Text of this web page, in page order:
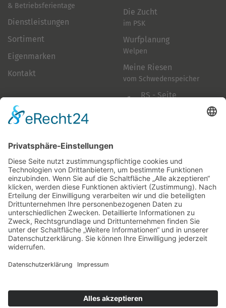
& Betriebsferientage
Dienstleistungen
Sortiment
Eigenmarken
Kontakt
Die Zucht
im PSK
Wurfplanung
Welpen
Meine Riesen
vom Schwedenspeicher
RS - Seite
Folge mir
Zahlungsarten
& Vorab-Überweisung
Alle Preise inkl. gesetzl. Mehrwertsteuer zzgl.
Datenschutzerklärung